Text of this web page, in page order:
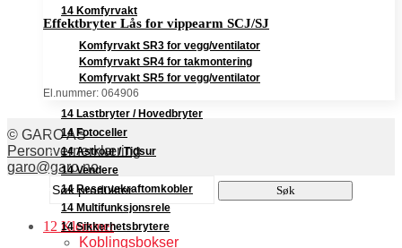
14 Komfyrvakt
Komfyrvakt SR3 for vegg/ventilator
Komfyrvakt SR4 for takmontering
Komfyrvakt SR5 for vegg/ventilator
14 Lastbryter / Hovedbryter
14 Fotoceller
14 Astrour / Tidsur
14 Vendere
14 Reservekraftomkobler
14 Multifunksjonsrele
14 Sikkerhetsbrytere
Effektbryter Lås for vippearm SCJ/SJ
El.nummer: 064906
© GARO AS
Personvernerklæring
garo@garo.no
Søk
etter:
Søk
12 Klemmer
Koblingsbokser